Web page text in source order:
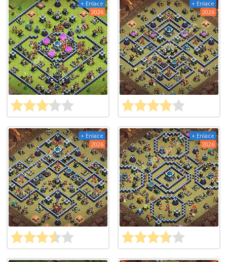
+ Enlace
2026
+ Enlace
2026
+ Enlace
2026
+ Enlace
2026